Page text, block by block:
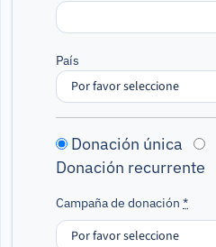
País
Donación única
Donación recurrente
Campaña de donación *